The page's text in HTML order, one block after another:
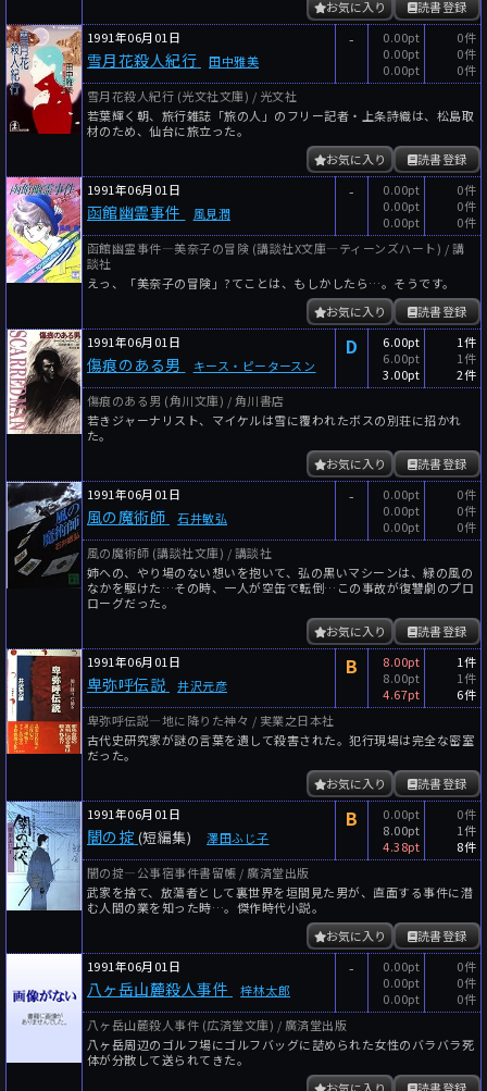
読書登録
お気に入り
1991年06月01日
雪月花殺人紀行 田中雅美
-
0.00pt
0.00pt
0.00pt
0件
0件
0件
雪月花殺人紀行 (光文社文庫) / 光文社
若葉輝く朝、旅行雑誌「旅の人」のフリー記者・上条詩織は、松島取
材のため、仙台に旅立った。
読書登録
お気に入り
1991年06月01日
函館幽霊事件 風見潤
-
0.00pt
0.00pt
0.00pt
0件
0件
0件
函館幽霊事件―美奈子の冒険 (講談社X文庫―ティーンズハート) / 講
談社
えっ、「美奈子の冒険」?てことは、もしかしたら…。そうです。
読書登録
お気に入り
1991年06月01日
傷痕のある男 キース・ピータースン
D
6.00pt
6.00pt
3.00pt
1件
1件
2件
傷痕のある男 (角川文庫) / 角川書店
若きジャーナリスト、マイケルは雪に覆われたボスの別荘に招かれ
た。
読書登録
お気に入り
1991年06月01日
風の魔術師 石井敏弘
-
0.00pt
0.00pt
0.00pt
0件
0件
0件
風の魔術師 (講談社文庫) / 講談社
姉への、やり場のない想いを抱いて、弘の黒いマシーンは、緑の風の
なかを駆けた…その時、一人が空缶で転倒…この事故が復讐劇のプロ
ローグだった。
読書登録
お気に入り
1991年06月01日
卑弥呼伝説 井沢元彦
B
8.00pt
8.00pt
4.67pt
1件
1件
6件
卑弥呼伝説―地に降りた神々 / 実業之日本社
古代史研究家が謎の言葉を遺して殺害された。犯行現場は完全な密室
だった。
読書登録
お気に入り
1991年06月01日
闇の掟 (短編集) 澤田ふじ子
B
0.00pt
8.00pt
4.38pt
0件
1件
8件
闇の掟―公事宿事件書留帳 / 廣済堂出版
武家を捨て、放蕩者として裏世界を垣間見た男が、直面する事件に潜
む人間の業を知った時…。傑作時代小説。
読書登録
お気に入り
1991年06月01日
八ヶ岳山麓殺人事件 梓林太郎
-
0.00pt
0.00pt
0.00pt
0件
0件
0件
八ヶ岳山麓殺人事件 (広済堂文庫) / 廣済堂出版
八ヶ岳周辺のゴルフ場にゴルフバッグに詰められた女性のバラバラ死
体が分散して送られてきた。